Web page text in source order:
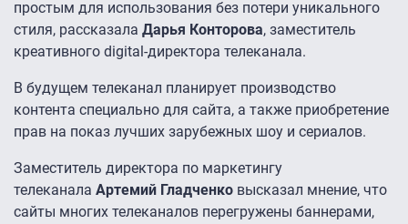
простым для использования без потери уникального
стиля, рассказала Дарья Конторова, заместитель
креативного digital-директора телеканала.
В будущем телеканал планирует производство
контента специально для сайта, а также приобретение
прав на показ лучших зарубежных шоу и сериалов.
Заместитель директора по маркетингу
телеканала Артемий Гладченко высказал мнение, что
сайты многих телеканалов перегружены баннерами,